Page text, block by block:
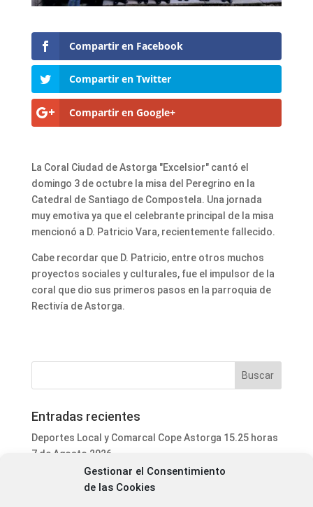
Gestionar el Consentimiento
de las Cookies
Compartir en Facebook
Compartir en Twitter
Compartir en Google+
La Coral Ciudad de Astorga "Excelsior" cantó el
domingo 3 de octubre la misa del Peregrino en la
Catedral de Santiago de Compostela. Una jornada
muy emotiva ya que el celebrante principal de la misa
mencionó a D. Patricio Vara, recientemente fallecido.
Cabe recordar que D. Patricio, entre otros muchos
proyectos sociales y culturales, fue el impulsor de la
coral que dio sus primeros pasos en la parroquia de
Rectivía de Astorga.
Entradas recientes
Deportes Local y Comarcal Cope Astorga 15.25 horas
7 de Agosto 2026
Informativo Mediodía Cope Astorga 14.20 horas 7 de
Agosto 2026